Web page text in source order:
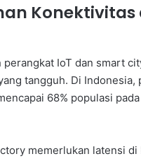
Konektivitas
perangkat IoT dan smart
tangguh. Di Indonesia,
68% populasi
memerlukan latensi di